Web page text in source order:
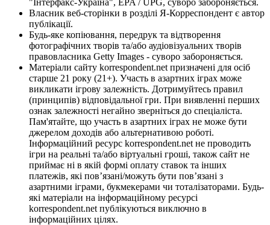
Власник веб-сторінки в розділі Я-Корреспондент є автор
публікації.
Будь-яке копіювання, передрук та відтворення
фотографічних творів та/або аудіовізуальних творів
правовласника Getty Images - суворо забороняється.
Матеріали сайту korrespondent.net призначені для осіб
старше 21 року (21+). Участь в азартних іграх може
викликати ігрову залежність. Дотримуйтесь правил
(принципів) відповідальної гри. При виявленні перших
ознак залежності негайно зверніться до спеціаліста.
Пам'ятайте, що участь в азартних іграх не може бути
джерелом доходів або альтернативою роботі.
Інформаційний ресурс korrespondent.net не проводить
ігри на реальні та/або віртуальні гроші, також сайт не
приймає ні в якій формі оплату ставок та інших
платежів, які пов’язані/можуть бути пов’язані з
азартними іграми, букмекерами чи тоталізаторами. Будь-
які матеріали на інформаційному ресурсі
korrespondent.net публікуються виключно в
інформаційних цілях.